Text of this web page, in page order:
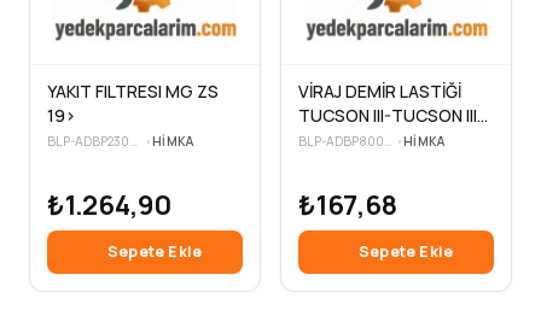
YAKIT FILTRESI MG ZS
19>
BLP-ADBP230058 •HIMKA
₺1.264,90
Sepete Ekle
VİRAJ DEMİR LASTİĞİ
TUCSON III-TUCSON III
4×4-TUCSON IV-
BLP-ADBP800463 •HIMKA
₺167,68
Sepete Ekle